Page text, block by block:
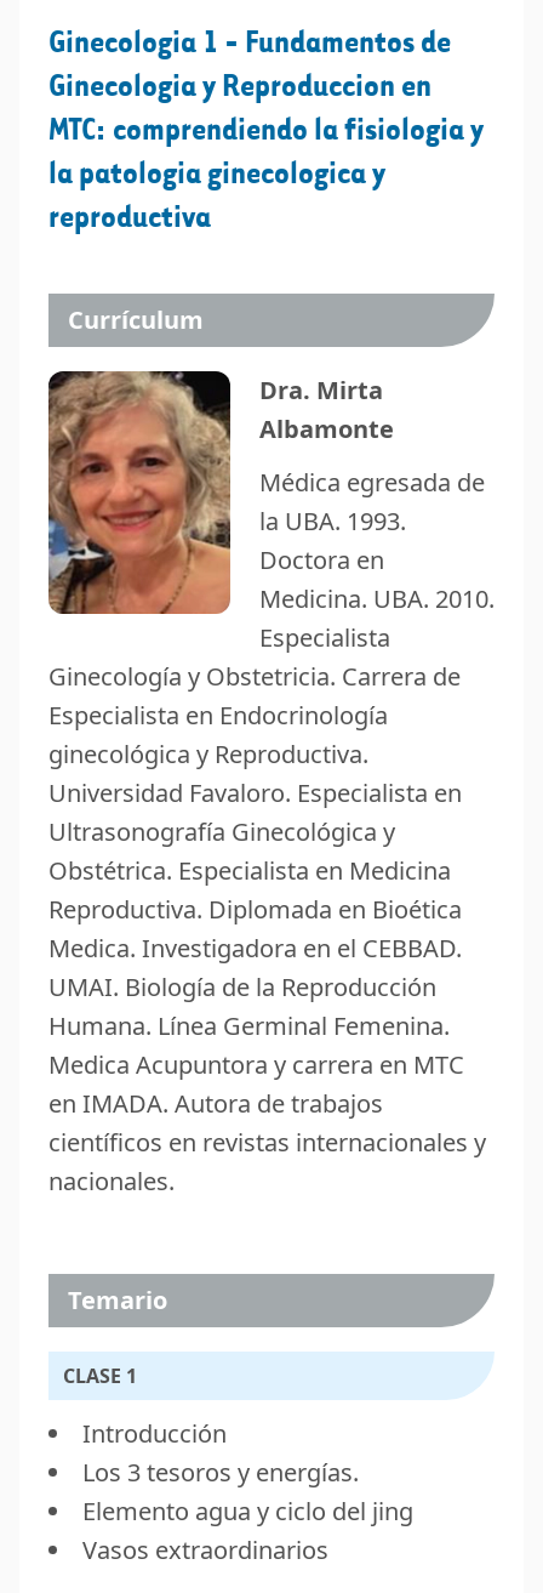
Ginecologia 1 - Fundamentos de
Ginecologia y Reproduccion en
MTC: comprendiendo la fisiologia y
la patologia ginecologica y
reproductiva
Currículum
Dra. Mirta
Albamonte
Médica egresada de
la UBA. 1993.
Doctora en
Medicina. UBA. 2010.
Especialista
Ginecología y Obstetricia. Carrera de
Especialista en Endocrinología
ginecológica y Reproductiva.
Universidad Favaloro. Especialista en
Ultrasonografía Ginecológica y
Obstétrica. Especialista en Medicina
Reproductiva. Diplomada en Bioética
Medica. Investigadora en el CEBBAD.
UMAI. Biología de la Reproducción
Humana. Línea Germinal Femenina.
Medica Acupuntora y carrera en MTC
en IMADA. Autora de trabajos
científicos en revistas internacionales y
nacionales.
Temario
CLASE 1
Introducción
Los 3 tesoros y energías.
Elemento agua y ciclo del jing
Vasos extraordinarios